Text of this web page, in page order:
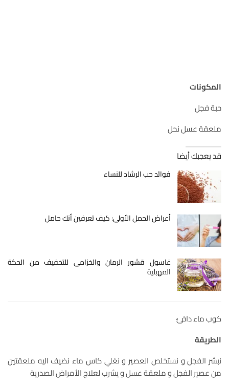
المكونات
حبة فجل
ملعقة عسل نحل
قد يعجبك أيضا
فوائد حب الرشاد للنساء
أعراض الحمل الأولى: كيف تعرفين أنك حامل
غاسول قشور الرمان والخزامى للتخفيف من الحكة
المهبلية
كوب ماء دافئ
الطريقة
نبشر الفجل و نستخلص العصير و نغلي كاس ماء نضيف اليه ملعقتين
من عصير الفجل و ملعقة عسل و يشرب لعلاج الأمراض الصدرية